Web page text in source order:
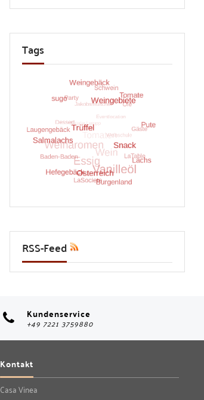
Tags
RSS-Feed
Kundenservice
+49 7221 3759880
Kontakt
Casa Vinea